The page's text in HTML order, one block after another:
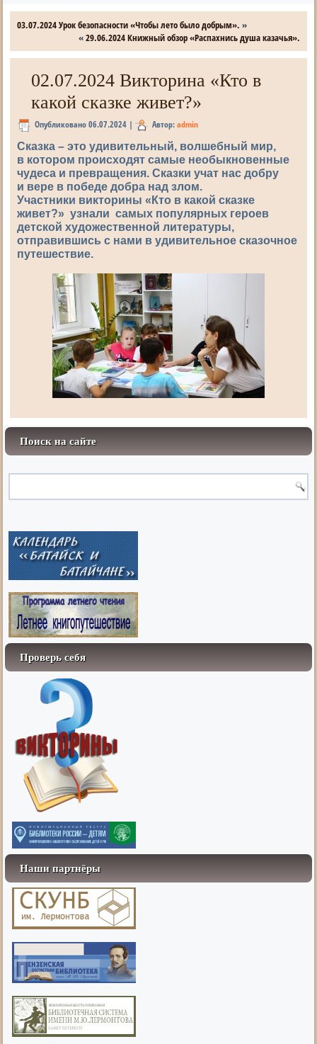
03.07.2024 Урок безопасности «Чтобы лето было добрым». »
«29.06.2024 Книжный обзор «Распахнись душа казачья».
02.07.2024 Викторина «Кто в
какой сказке живет?»
Опубликовано 06.07.2024 | Автор: admin
Сказка – это удивительный, волшебный мир,
в котором происходят самые необыкновенные
чудеса и превращения. Сказки учат нас добру
и вере в победе добра над злом.
Участники викторины «Кто в какой сказке
живет?» узнали самых популярных героев
детской художественной литературы,
отправившись с нами в удивительное сказочное
путешествие.
Поиск на сайте
Проверь себя
Наши партнёры